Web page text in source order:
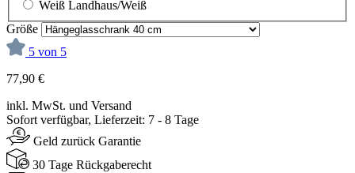
Weiß Landhaus/Weiß
Größe
5 von 5
77,90 €
inkl. MwSt. und Versand
Sofort verfügbar, Lieferzeit: 7 - 8 Tage
Geld zurück Garantie
30 Tage Rückgaberecht